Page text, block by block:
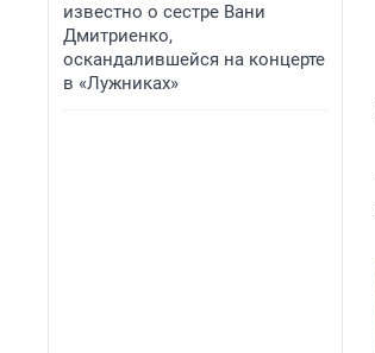
известно о сестре Вани
Дмитриенко,
оскандалившейся на концерте
в «Лужниках»